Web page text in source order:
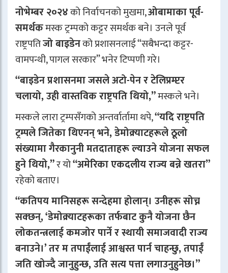
नोभेम्बर २०२४को निर्वाचनको मुखमा,ओबामाका पूर्व-
समर्थकमस्क ट्रम्पको कट्टर समर्थक बने। उनले पूर्व
राष्ट्रपतिजो बाइडेनको प्रशासनलाई “सबैभन्दा कट्टर-
वामपन्थी, पागल सरकार” भनेर टिप्पणी गरे।
“बाइडेन प्रशासनमा जसले अटो-पेन र टेलिप्रम्प्टर
चलायो, उही वास्तविक राष्ट्रपति थियो,”मस्कले भने।
मस्कले लारा ट्रम्पसँगको अन्तर्वार्तामा थपे,“यदि राष्ट्रपति
ट्रम्पले जितेका थिएनन् भने, डेमोक्र्याटहरूले ठूलो
संख्यामा गैरकानुनी मतदाताहरू ल्याउने योजना सफल
हुने थियो,”र यो“अमेरिका एकदलीय राज्य बन्ने खतरा”
रहेको बताए।
“कतिपय मानिसहरू सन्देहमा होलान्। उनीहरू सोच्न
सक्छन्, ‘डेमोक्र्याटहरूका तर्फबाट कुनै योजना छैन
लोकतन्त्रलाई कमजोर पार्ने र स्थायी समाजवादी राज्य
बनाउने।’ तर म तपाईंलाई आश्वस्त पार्न चाहन्छु, तपाईं
जति खोज्दै जानुहुन्छ, उति सत्य पत्ता लगाउनुहुनेछ।”